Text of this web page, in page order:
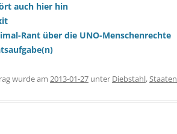
auch hier hin
Rant über die UNO-Menschenrechte
wurde am 2013-01-27 unter Diebstahl,Staaten